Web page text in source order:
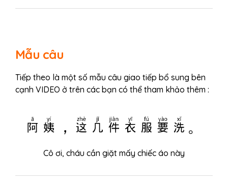
Mẫu câu
Tiếp theo là một số mẫu câu giao tiếp bổ sung bên
cạnh VIDEO ở trên các bạn có thể tham khảo thêm :
阿姨，这几件衣服要洗。
Cô ơi, cháu cần giặt mấy chiếc áo này